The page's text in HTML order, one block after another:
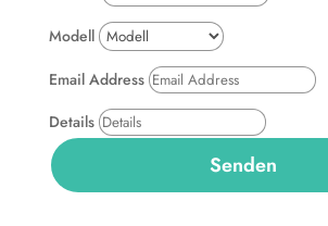
Modell
Email Address
Details
Senden